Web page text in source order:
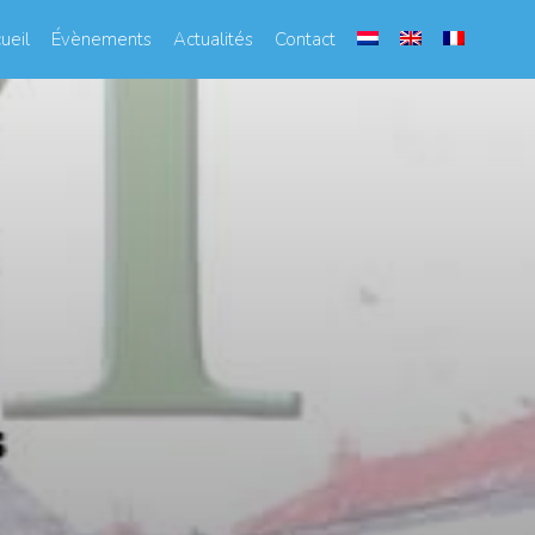
Évènements Actualités Contact